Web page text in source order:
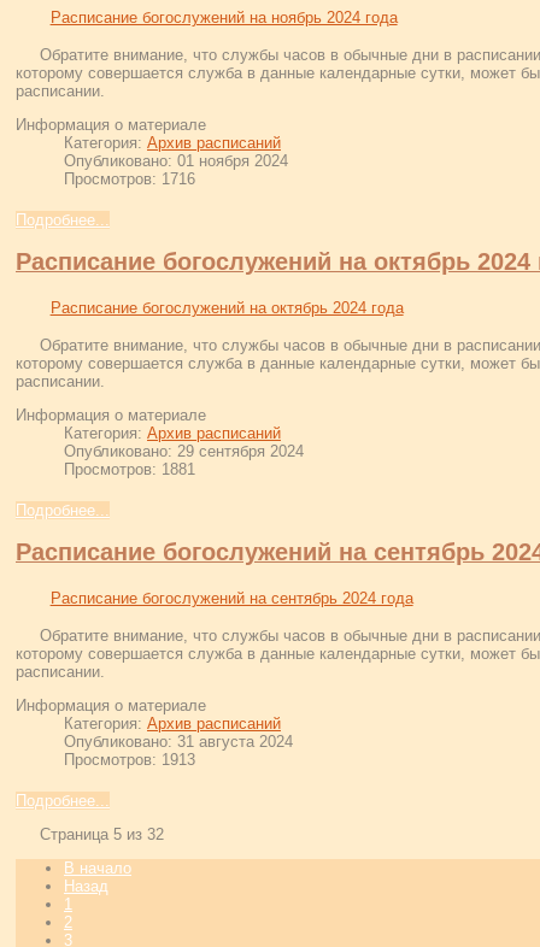
Расписание богослужений на ноябрь 2024 года
Обратите внимание, что службы часов в обычные дни в
которому совершается служба в данные календарные сутки, может
расписании.
Информация о материале
Категория: Архив расписаний
Опубликовано: 01 ноября 2024
Просмотров: 1716
Подробнее...
Расписание богослужений на октябрь 2024
Расписание богослужений на октябрь 2024 года
Обратите внимание, что службы часов в обычные дни в
которому совершается служба в данные календарные сутки, может
расписании.
Информация о материале
Категория: Архив расписаний
Опубликовано: 29 сентября 2024
Просмотров: 1881
Подробнее...
Расписание богослужений на сентябрь
Расписание богослужений на сентябрь 2024 года
Обратите внимание, что службы часов в обычные дни в
которому совершается служба в данные календарные сутки, может
расписании.
Информация о материале
Категория: Архив расписаний
Опубликовано: 31 августа 2024
Просмотров: 1913
Подробнее...
Страница 5 из 32
В начало
Назад
1
2
3